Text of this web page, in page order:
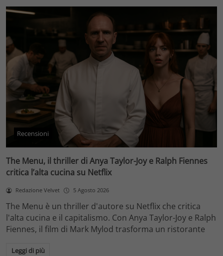
Recensioni
The Menu, il thriller di Anya Taylor-Joy e Ralph Fiennes
critica l’alta cucina su Netflix
Redazione Velvet 5 Agosto 2026
The Menu è un thriller d'autore su Netflix che critica
l'alta cucina e il capitalismo. Con Anya Taylor-Joy e Ralph
Fiennes, il film di Mark Mylod trasforma un ristorante
Leggi di più